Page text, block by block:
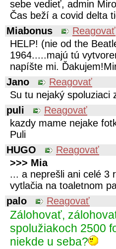
sebe vedieť, admin
Čas beží a covid delta
Miabonus
Reagovať
HELP! (nie od the
1964.....majú tú
napíšte mi.
Jano
Reagovať
Su tu nejaký spoluziaci
puli
Reagovať
kazdy mame nejake
Puli
HUGO
Reagovať
>>> Mia
... a neprešli ani celé 3
vytlačia na toaletnom
palo
Reagovať
Zálohovať,
spolužiakoch 2500
niekde u seba?